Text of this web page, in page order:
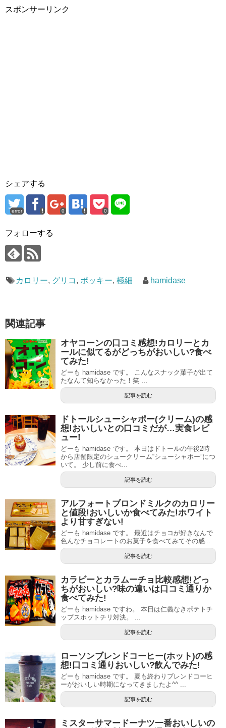
スポンサーリンク
シェアする
error 0 0
フォローする
カロリー, グリコ , ポッキー, 極細 hamidase
関連記事
オヤコーンの口コミ感想!カロリーとカ
ールに似てるがどっちがおいしい?食べ
てみた!
どーも hamidase です。 こんなスナック菓子が出て
たなんて知らなかった！笑 ...
記事を読む
ドトールシューシャポー(クリーム)の感
想!おいしいとの口コミだが…実食レビ
ュー!
どーも hamidase です。 本日はドトールの午後2時
から店舗限定のシュークリーム“シューシャポー”につ
いて。 少し前に食べ...
記事を読む
アルフォートブロンドミルクのカロリー
と値段!おいしいか食べてみた!ホワイト
より甘すぎない!
どーも hamidase です。 最近はチョコが好きなんで
色んなチョコレートのお菓子を食べてみてその感...
記事を読む
カラビーとカラムーチョ比較感想!どっ
ちがおいしい?味の違いは口コミ通りか
食べてみた!
どーも hamidase ですわ。 本日は仁義なきポテトチ
ップスホットチリ対決。 ...
記事を読む
ローソンブレンドコーヒー(ホット)の感
想!口コミ通りおいしい?飲んでみた!
どーも hamidase です。 夏も終わりブレンドコーヒ
ーがおいしい時期になってきましたよ^^ ...
記事を読む
ミスターサマードーナツ一番おいしいの